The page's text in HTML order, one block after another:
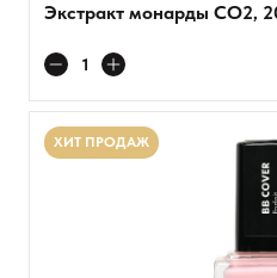
Экстракт монарды CO2,
ХИТ ПРОДАЖ